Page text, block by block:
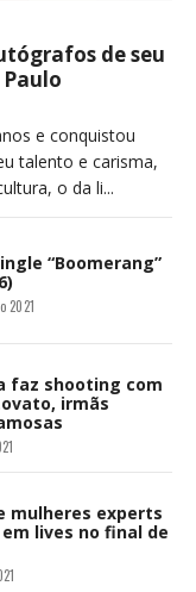
de seu
e conquistou
talento e carisma,
o da li...
“Boomerang”
2021
faz shooting com
irmãs
mulheres experts
lives no final de